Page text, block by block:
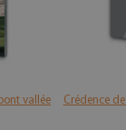
vallée
Crédence